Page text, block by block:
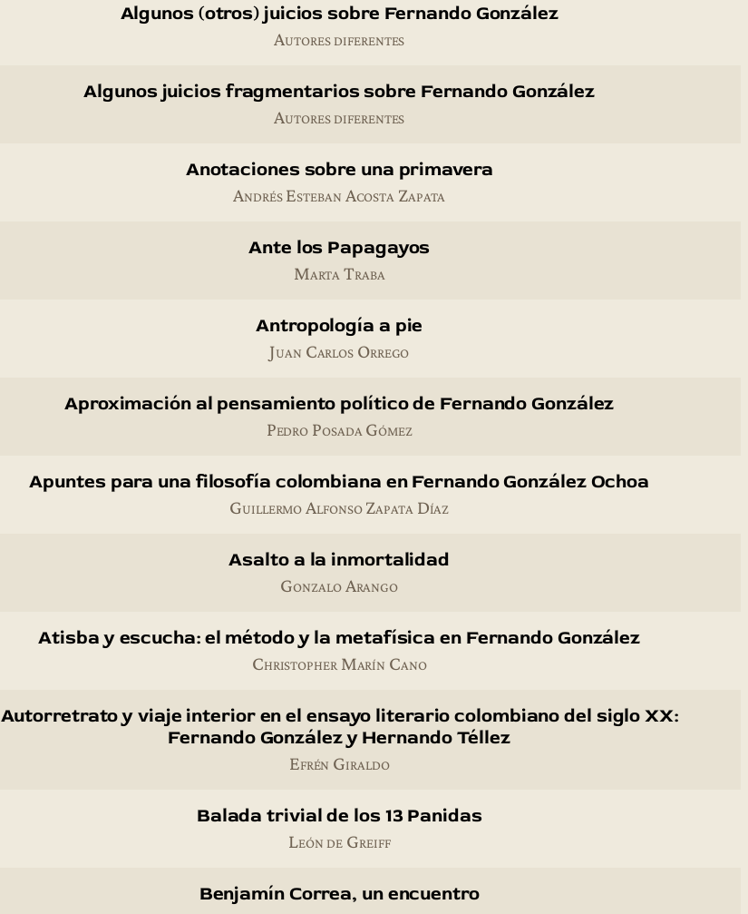
Algunos (otros) juicios sobre Fernando González
Autores diferentes
Algunos juicios fragmentarios sobre Fernando González
Autores diferentes
Anotaciones sobre una primavera
Andrés Esteban Acosta Zapata
Ante los Papagayos
Marta Traba
Antropología a pie
Juan Carlos Orrego
Aproximación al pensamiento político de Fernando González
Pedro Posada Gómez
Apuntes para una filosofía colombiana en Fernando González Ochoa
Guillermo Alfonso Zapata Díaz
Asalto a la inmortalidad
Gonzalo Arango
Atisba y escucha: el método y la metafísica en Fernando González
Christopher Marín Cano
Autorretrato y viaje interior en el ensayo literario colombiano del siglo XX:
Fernando González y Hernando Téllez
Efrén Giraldo
Balada trivial de los 13 Panidas
León de Greiff
Benjamín Correa, un encuentro